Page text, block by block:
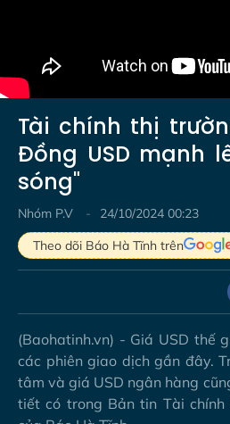
Tài chính thị
Đồng USD mạnh
sóng"
Nhóm P.V
24/10/2024 00:23
Theo dõi Báo Hà Tĩnh trên
(Baohatinh.vn) - Giá USD thế
các phiên giao dịch gần đây.
tâm và giá USD ngân hàng
tiết có trong Bản tin Tài